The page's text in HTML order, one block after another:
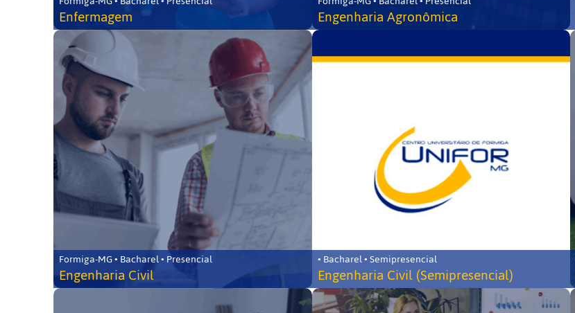
Enfermagem Engenharia Agronômica
Formiga-MG • Bacharel • Presencial
Engenharia Civil
• Bacharel • Semipresencial
Engenharia Civil (Semipresencial)